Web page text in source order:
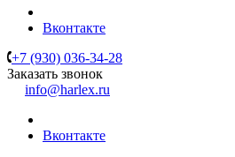
Вконтакте
+7 (930) 036-34-28
Заказать звонок
info@harlex.ru
Вконтакте